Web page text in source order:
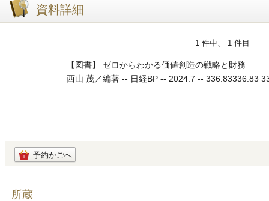
資料詳細
1 件中、 1 件目
【図書】 ゼロからわかる価値創造の戦略と財務
西山 茂／編著 -- 日経BP -- 2024.7 -- 336.83336.83
予約かごへ
所蔵